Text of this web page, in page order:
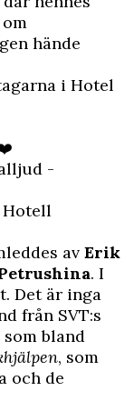
hände
i Hotel
-
Hotell
av Erik
. I
Det är inga
från SVT:s
som bland
, som
och de